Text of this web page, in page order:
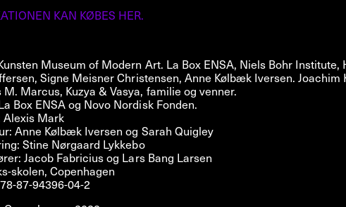
KAN KØBES HER.
Museum of Modern Art. La Box ENSA, Niels Bohr Institute,
Signe Meisner Christensen, Anne Kølbæk Iversen. Joachim
M. Marcus, Kuzya & Vasya, familie og venner.
Box ENSA og Novo Nordisk Fonden.
Alexis Mark
Anne Kølbæk Iversen og Sarah Quigley
Stine Nørgaard Lykkebo
Jacob Fabricius og Lars Bang Larsen
skolen, Copenhagen
87-94396-04-2